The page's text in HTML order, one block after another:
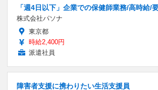
「週4日以下」企業での保健師業務/高時給/
株式会社パソナ
東京都
時給2,400円
派遣社員
障害者支援に携わりたい生活支援員